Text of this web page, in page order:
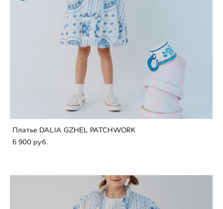
Платье DALIA GZHEL PATCHWORK
6 900 pуб.